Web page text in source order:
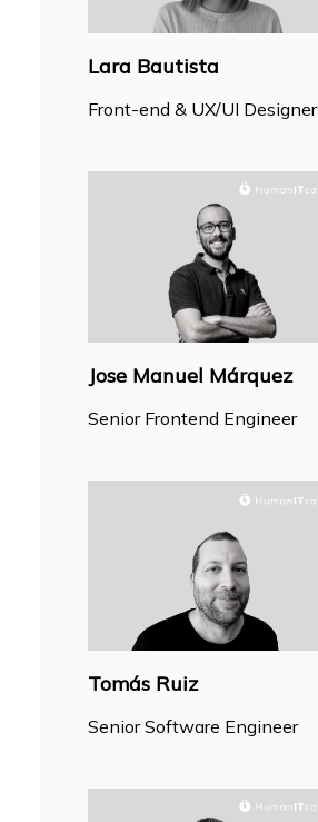
Lara Bautista
Front-end & UX/UI Designer
Jose Manuel Márquez
Senior Frontend Engineer
Tomás Ruiz
Senior Software Engineer